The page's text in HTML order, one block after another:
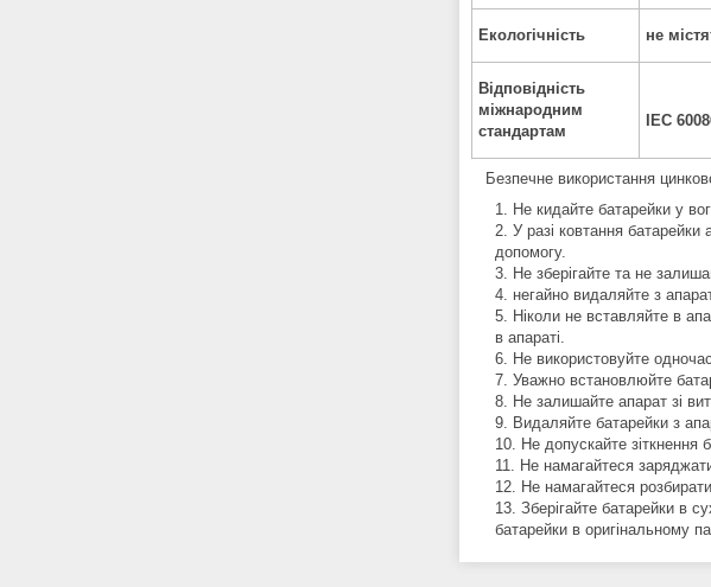
Екологічність не
Відповідність
міжнародним
стандартам
IEC
Безпечне використання
Не кидайте батарейки у
У разі ковтання
допомогу.
Не зберігайте та не
негайно видаляйте з
Ніколи не вставляйте в
в апараті.
Не використовуйте
Уважно встановлюйте
Не залишайте апарат зі
Видаляйте батарейки з
Не допускайте
Не намагайтеся
Не намагайтеся
Зберігайте батарейки в
батарейки в оригінальному